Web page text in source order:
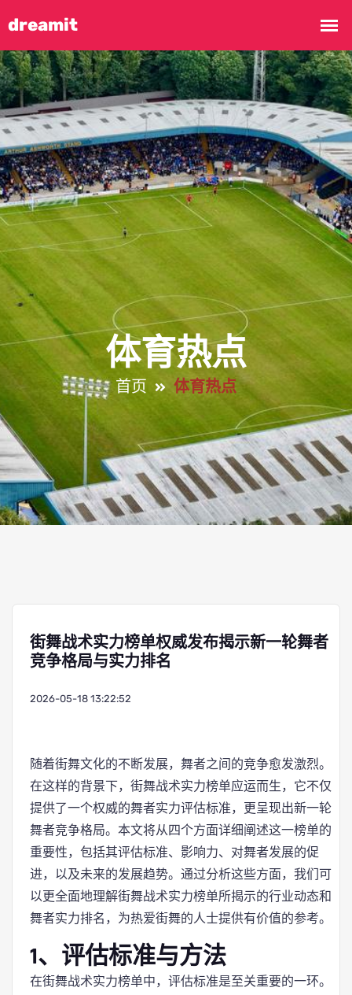
体育热点
首页 体育热点
街舞战术实力榜单权威发布揭示新一轮舞者
竞争格局与实力排名
2026-05-18 13:22:52
随着街舞文化的不断发展，舞者之间的竞争愈发激烈。
在这样的背景下，街舞战术实力榜单应运而生，它不仅
提供了一个权威的舞者实力评估标准，更呈现出新一轮
舞者竞争格局。本文将从四个方面详细阐述这一榜单的
重要性，包括其评估标准、影响力、对舞者发展的促
进，以及未来的发展趋势。通过分析这些方面，我们可
以更全面地理解街舞战术实力榜单所揭示的行业动态和
舞者实力排名，为热爱街舞的人士提供有价值的参考。
1、评估标准与方法
在街舞战术实力榜单中，评估标准是至关重要的一环。